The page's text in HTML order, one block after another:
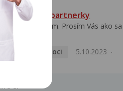
HPV typ 52 u partnerky
Dobrý deň prajem. Prosím Vás ako sa
Pohlavní nemoci
5.10.2023